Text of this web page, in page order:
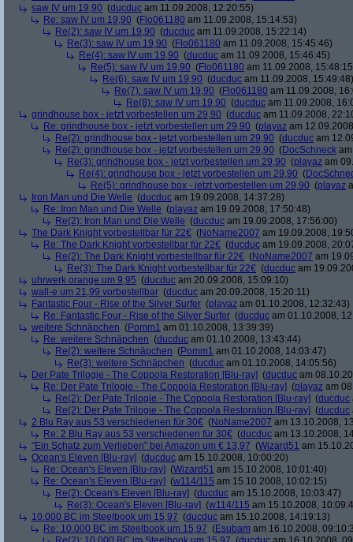
saw IV um 19,90 (ducduc am 11.09.2008, 12:20:55)
Re: saw IV um 19,90 (Flo061180 am 11.09.2008, 15:14:53)
Re(2): saw IV um 19,90 (ducduc am 11.09.2008, 15:22:14)
Re(3): saw IV um 19,90 (Flo061180 am 11.09.2008, 15:45:46)
Re(4): saw IV um 19,90 (ducduc am 11.09.2008, 15:46:45)
Re(5): saw IV um 19,90 (Flo061180 am 11.09.2008,
Re(6): saw IV um 19,90 (ducduc am 11.09.2008, 15:49:48)
Re(7): saw IV um 19,90 (Flo061180 am 11.09.2008,
Re(8): saw IV um 19,90 (ducduc am 11.09.2008,
grindhouse box - jetzt vorbestellen um 29,90 (ducduc am 11.09.2008,
Re: grindhouse box - jetzt vorbestellen um 29,90 (playaz am
Re(2): grindhouse box - jetzt vorbestellen um 29,90 (ducduc am
Re(2): grindhouse box - jetzt vorbestellen um 29,90 (DocSchneck
Re(3): grindhouse box - jetzt vorbestellen um 29,90 (playaz am
Re(4): grindhouse box - jetzt vorbestellen um 29,90 (
Re(5): grindhouse box - jetzt vorbestellen um 29,90 (playaz
Iron Man und Die Welle (ducduc am 19.09.2008, 14:37:28)
Re: Iron Man und Die Welle (playaz am 19.09.2008, 17:50:48)
Re(2): Iron Man und Die Welle (ducduc am 19.09.2008, 17:56:00)
The Dark Knight vorbestellbar für 22€ (NoName2007 am 19.09.2008,
Re: The Dark Knight vorbestellbar für 22€ (ducduc am 19.09.2008,
Re(2): The Dark Knight vorbestellbar für 22€ (NoName2007 am
Re(3): The Dark Knight vorbestellbar für 22€ (ducduc am
uhrwerk orange um 9,95 (ducduc am 20.09.2008, 15:09:10)
wall-e um 21,99 vorbestellbar (ducduc am 20.09.2008, 15:20:11)
Fantastic Four - Rise of the Silver Surfer (playaz am 01.10.2008, 12:32:43)
Re: Fantastic Four - Rise of the Silver Surfer (ducduc am 01.10.2008,
weitere Schnäpchen (Pomm1 am 01.10.2008, 13:39:39)
Re: weitere Schnäpchen (ducduc am 01.10.2008, 13:43:44)
Re(2): weitere Schnäpchen (Pomm1 am 01.10.2008, 14:03:47)
Re(3): weitere Schnäpchen (ducduc am 01.10.2008, 14:05:56)
Der Pate Trilogie - The Coppola Restoration [Blu-ray] (ducduc am
Re: Der Pate Trilogie - The Coppola Restoration [Blu-ray] (playaz am
Re(2): Der Pate Trilogie - The Coppola Restoration [Blu-ray] (ducduc
Re(2): Der Pate Trilogie - The Coppola Restoration [Blu-ray] (ducduc
2 Blu Ray aus 53 verschiedenen für 30€ (NoName2007 am 13.10.2008,
Re: 2 Blu Ray aus 53 verschiedenen für 30€ (ducduc am 13.10.2008,
"Ein Schatz zum Verlieben" bei Amazon um € 13,97 (Wizard51 am
Ocean's Eleven [Blu-ray] (ducduc am 15.10.2008, 10:00:20)
Re: Ocean's Eleven [Blu-ray] (Wizard51 am 15.10.2008, 10:01:40)
Re: Ocean's Eleven [Blu-ray] (w114/115 am 15.10.2008, 10:02:15)
Re(2): Ocean's Eleven [Blu-ray] (ducduc am 15.10.2008, 10:03:47)
Re(3): Ocean's Eleven [Blu-ray] (w114/115 am 15.10.2008,
10.000 BC im Steelbook um 15,97 (ducduc am 15.10.2008, 14:19:13)
Re: 10.000 BC im Steelbook um 15,97 (Esubam am 16.10.2008,